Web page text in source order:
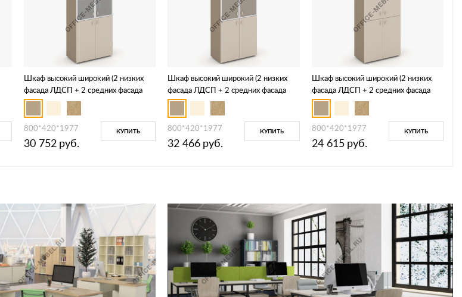
Шкаф высокий широкий (2 низких
фасада ЛДСП + 2 средних фасада
стекло в раме сатин матовый) ES.ST-
1.2R
800*420*1977
30 752 руб.
КУПИТЬ
Шкаф высокий широкий (2 низких
фасада ЛДСП + 2 средних фасада
стекло Лакобель IVORY / UMBRAв
раме) ES.ST-1.2R I/U
800*420*1977
32 466 руб.
КУПИТЬ
Шкаф высокий широкий (2 низких
фасада ЛДСП + 2 средних фасада
ЛДСП) ES.ST-1.3
800*420*1977
24 615 руб.
КУПИТЬ